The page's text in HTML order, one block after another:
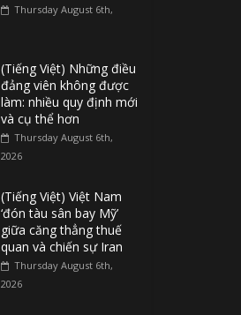
Thursday August 6th,
(Tiếng Việt) Những điều
đảng viên không được
làm: nhiều quy định mới
và cụ thể hơn
Thursday August 6th,
2026
(Tiếng Việt) Việt Nam
‘đón tàu sân bay Mỹ’
giữa căng thẳng thuế
quan và chiến sự Iran
Thursday August 6th,
2026